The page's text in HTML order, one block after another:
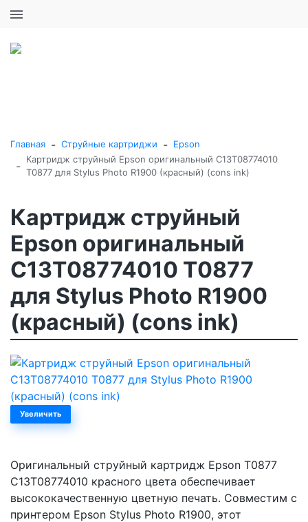
Главная - Струйные картриджи - Epson
-
Картридж струйный Epson оригинальный C13T08774010
T0877 для Stylus Photo R1900 (красный) (cons ink)
Картридж струйный
Epson оригинальный
C13T08774010 T0877
для Stylus Photo R1900
(красный) (cons ink)
Увеличить
Оригинальный струйный картридж Epson T0877
C13T08774010 красного цвета обеспечивает
высококачественную цветную печать. Совместим с
принтером Epson Stylus Photo R1900, этот